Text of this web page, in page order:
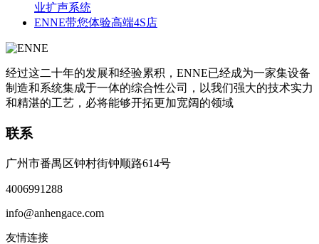
业扩声系统
ENNE带您体验高端4S店
经过这二十年的发展和经验累积，ENNE已经成为一家集设备
制造和系统集成于一体的综合性公司，以我们强大的技术实力
和精湛的工艺，必将能够开拓更加宽阔的领域
联系
广州市番禺区钟村街钟顺路614号
4006991288
info@anhengace.com
友情连接